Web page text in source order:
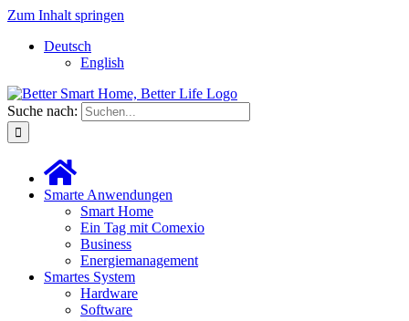
Zum Inhalt springen
Deutsch
English
Suche nach:
Smarte Anwendungen
Smart Home
Ein Tag mit Comexio
Business
Energiemanagement
Smartes System
Hardware
Software